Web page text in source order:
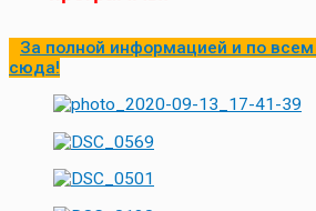
За полной информацией и по
сюда!